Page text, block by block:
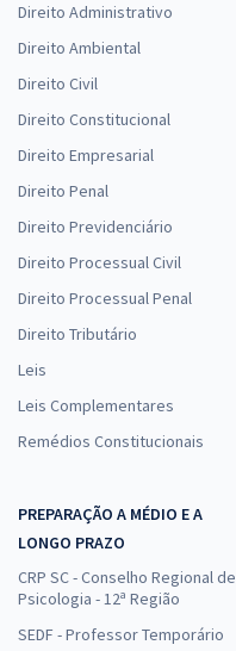
Direito Administrativo
Direito Ambiental
Direito Civil
Direito Constitucional
Direito Empresarial
Direito Penal
Direito Previdenciário
Direito Processual Civil
Direito Processual Penal
Direito Tributário
Leis
Leis Complementares
Remédios Constitucionais
PREPARAÇÃO A MÉDIO E A
LONGO PRAZO
CRP SC - Conselho Regional de
Psicologia - 12ª Região
SEDF - Professor Temporário